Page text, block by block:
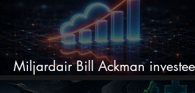
Miljardair Bill Ackman investeert
miljarden in dit techaandeel